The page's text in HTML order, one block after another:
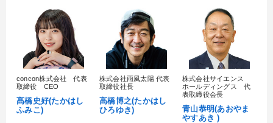
concon株式会社 代表
取締役 CEO
髙橋史好(たかはし
ふみこ)
株式会社雨風太陽 代表
取締役社長
高橋博之(たかはし
ひろゆき)
株式会社サイエンス
ホールディングス 代
表取締役会長
青山恭明(あおやま
やすあき )